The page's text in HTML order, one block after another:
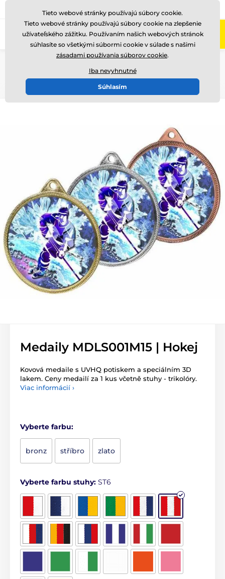
Zavolajte nám (Po-Pi 8-17) +421220255160
Kovové medaily s potlačou
MDL001
Medaily MDLS001M15 | Hokej
Kovová medaile s UVHQ potiskem a speciálním 3D
lakem. Ceny medailí za 1 kus včetně stuhy - trikolóry.
Viac informácií ›
Vyberte farbu:
bronz stříbro zlato
Vyberte farbu stuhy: ST6
Tieto webové stránky používajú súbory cookie.
Tieto webové stránky používajú súbory cookie na zlepšenie
užívateľského zážitku. Používaním našich webových stránok
súhlasíte so všetkými súbormi cookie v súlade s našimi
zásadami používania súborov cookie.
Iba nevyhnutné
Súhlasím